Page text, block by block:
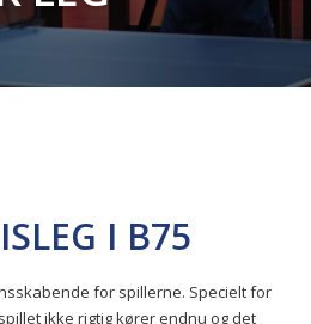
I B75
for spillerne. Specielt for
ikke rigtig kører endnu og det